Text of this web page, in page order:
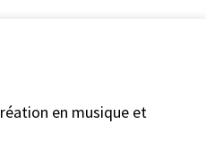
en musique et